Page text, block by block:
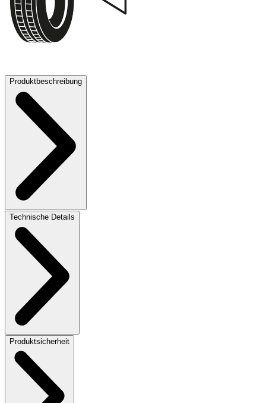
Produktbeschreibung
Technische Details
Produktsicherheit